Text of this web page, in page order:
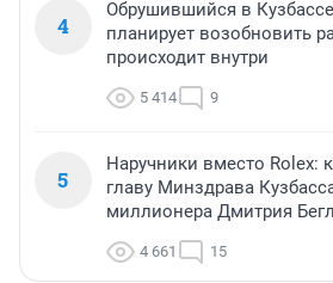
4
Обрушившийся в
планирует возобновить
происходит внутри
5 414 9
5
Наручники вместо Rolex:
главу Минздрава
миллионера Дмитрия
4 661 15